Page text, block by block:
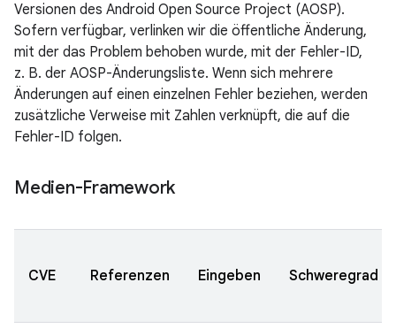
Versionen des Android Open Source Project (AOSP).
Sofern verfügbar, verlinken wir die öffentliche Änderung,
mit der das Problem behoben wurde, mit der Fehler-ID,
z. B. der AOSP-Änderungsliste. Wenn sich mehrere
Änderungen auf einen einzelnen Fehler beziehen, werden
zusätzliche Verweise mit Zahlen verknüpft, die auf die
Fehler-ID folgen.
Medien-Framework
CVE Referenzen Eingeben Schweregrad